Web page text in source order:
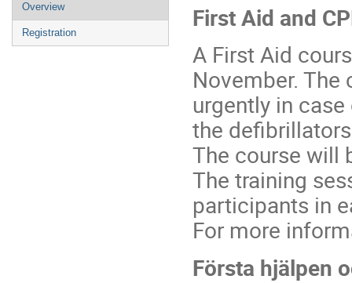
Overview
Registration
First Aid and
A First Aid
November.
urgently in
the
The course will
The training
participants in
For more
Första hjälpen